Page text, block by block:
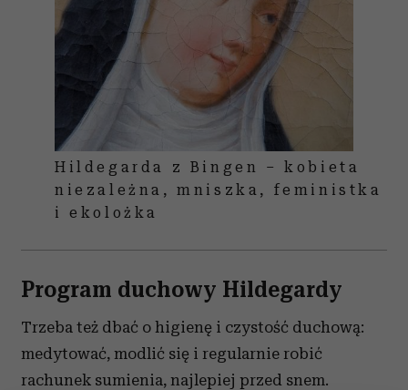
Hildegarda z Bingen – kobieta
niezależna, mniszka, feministka
i ekolożka
Program duchowy Hildegardy
Trzeba też dbać o higienę i czystość duchową:
medytować, modlić się i regularnie robić
rachunek sumienia, najlepiej przed snem.